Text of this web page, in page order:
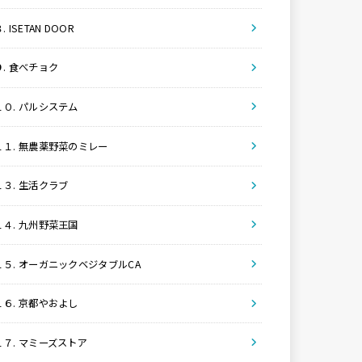
. ISETAN DOOR
. 食べチョク
０. パルシステム
１. 無農薬野菜のミレー
３. 生活クラブ
４. 九州野菜王国
５. オーガニックベジタブルCA
６. 京都やおよし
７. マミーズストア